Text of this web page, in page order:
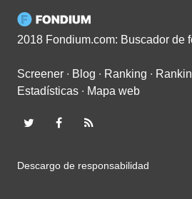
2018 Fondium.com: Buscador de
Screener ∙ Blog ∙ Ranking ∙
Estadísticas ∙ Mapa web
Descargo de responsabilidad